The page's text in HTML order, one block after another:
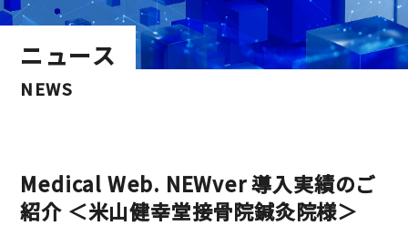
ニュース
NEWS
Medical Web. NEWver 導入実績のご
紹介 ＜米山健幸堂接骨院鍼灸院様＞